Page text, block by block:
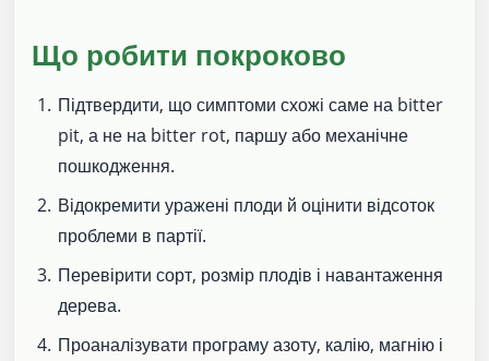
Що робити покроково
Підтвердити, що симптоми схожі саме на bitter
pit, а не на bitter rot, паршу або механічне
пошкодження.
Відокремити уражені плоди й оцінити відсоток
проблеми в партії.
Перевірити сорт, розмір плодів і навантаження
дерева.
Проаналізувати програму азоту, калію, магнію і